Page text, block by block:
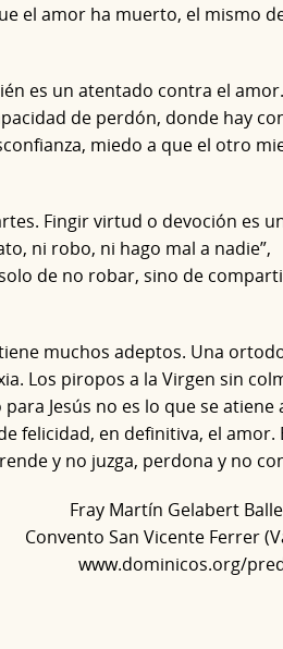
el amor ha muerto, el mismo
es un atentado contra el
de perdón, donde hay
miedo a que el otro
Fingir virtud o devoción es
ni robo, ni hago mal a nadie”,
de no robar, sino de
muchos adeptos. Una
Los piropos a la Virgen sin
Jesús no es lo que se atiene
felicidad, en definitiva, el amor.
y no juzga, perdona y no
Fray Martín Gelabert
Convento San Vicente Ferrer
www.dominicos.org/